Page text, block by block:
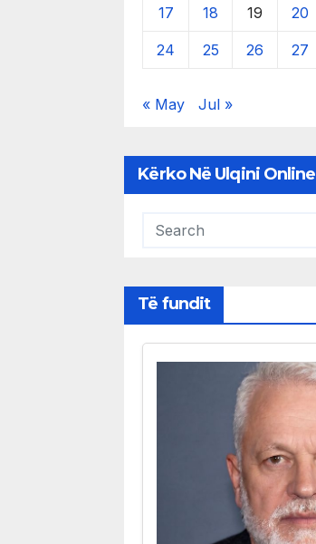
17 18 19 20
24 25 26 27
« May Jul »
Kërko Në Ulqini Online
Të fundit